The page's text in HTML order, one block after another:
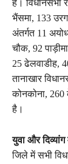
हैं। विधानसभा
भैंसमा, 133
अंतर्गत 11
चौक, 92
25 ढेलवाडीह,
तानाखार
कोनकोना, 260
है।
युवा और
जिले में सभी